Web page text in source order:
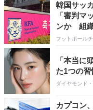
韓国サッ
「審判マ
ンか 組織
フットボール
「本当に
た1つの習
ダイヤモンド
カプコン